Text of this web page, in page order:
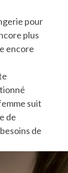
pour
plus
encore
suit
de
de